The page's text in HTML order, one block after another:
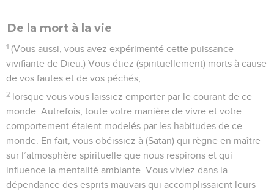
De la mort à la vie
1 (Vous aussi, vous avez expérimenté cette puissance
vivifiante de Dieu.) Vous étiez (spirituellement) morts à cause
de vos fautes et de vos péchés,
2 lorsque vous vous laissiez emporter par le courant de ce
monde. Autrefois, toute votre manière de vivre et votre
comportement étaient modelés par les habitudes de ce
monde. En fait, vous obéissiez à (Satan) qui règne en maître
sur l’atmosphère spirituelle que nous respirons et qui
influence la mentalité ambiante. Vous viviez dans la
dépendance des esprits mauvais qui accomplissaient leurs